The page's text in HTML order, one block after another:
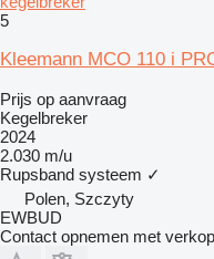
5
Kleemann MCO 110 i
Prijs op aanvraag
Kegelbreker
2024
2.030 m/u
Rupsband systeem ✓
Polen, Szczyty
EWBUD
Contact opnemen met